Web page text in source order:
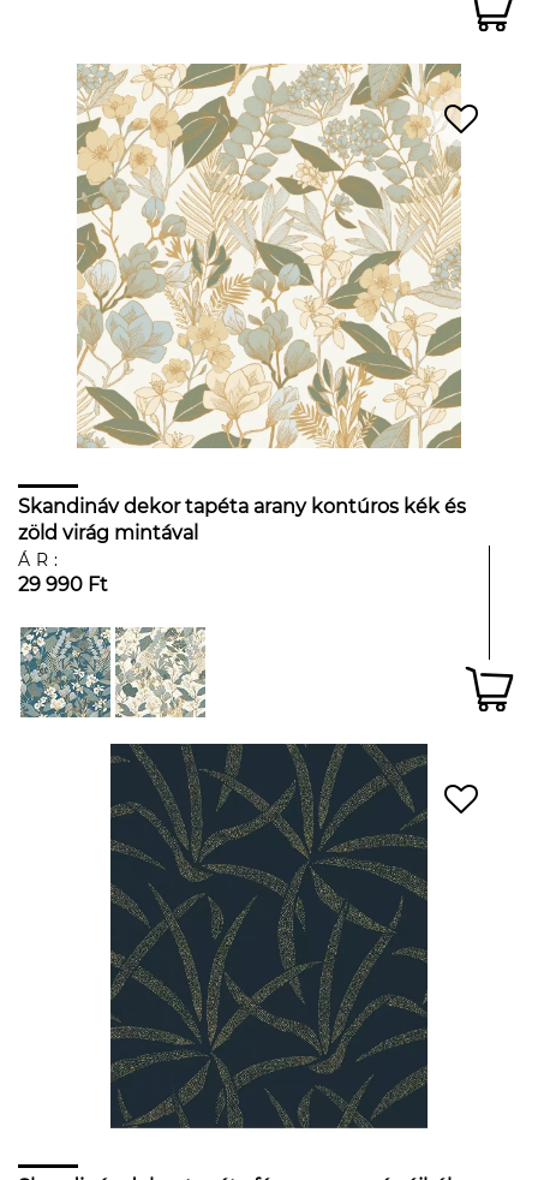
Skandináv dekor tapéta arany kontúros kék és
zöld virág mintával
ÁR:
29 990 Ft